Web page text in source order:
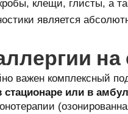
клещи, глисты, а
является
на
важен комплексный
стационаре или в